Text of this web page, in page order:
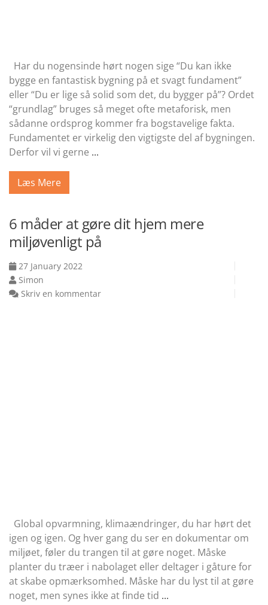
Har du nogensinde hørt nogen sige “Du kan ikke
bygge en fantastisk bygning på et svagt fundament”
eller “Du er lige så solid som det, du bygger på”? Ordet
“grundlag” bruges så meget ofte metaforisk, men
sådanne ordsprog kommer fra bogstavelige fakta.
Fundamentet er virkelig den vigtigste del af bygningen.
Derfor vil vi gerne ...
Læs Mere
6 måder at gøre dit hjem mere
miljøvenligt på
27 January 2022
Simon
Skriv en kommentar
Global opvarmning, klimaændringer, du har hørt det
igen og igen. Og hver gang du ser en dokumentar om
miljøet, føler du trangen til at gøre noget. Måske
planter du træer i nabolaget eller deltager i gåture for
at skabe opmærksomhed. Måske har du lyst til at gøre
noget, men synes ikke at finde tid ...